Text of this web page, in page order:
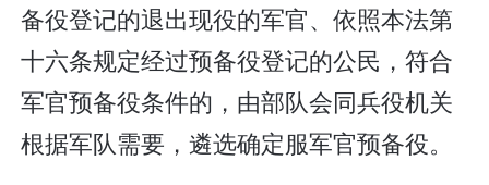
备役登记的退出现役的军官、依照本法第
十六条规定经过预备役登记的公民，符合
军官预备役条件的，由部队会同兵役机关
根据军队需要，遴选确定服军官预备役。